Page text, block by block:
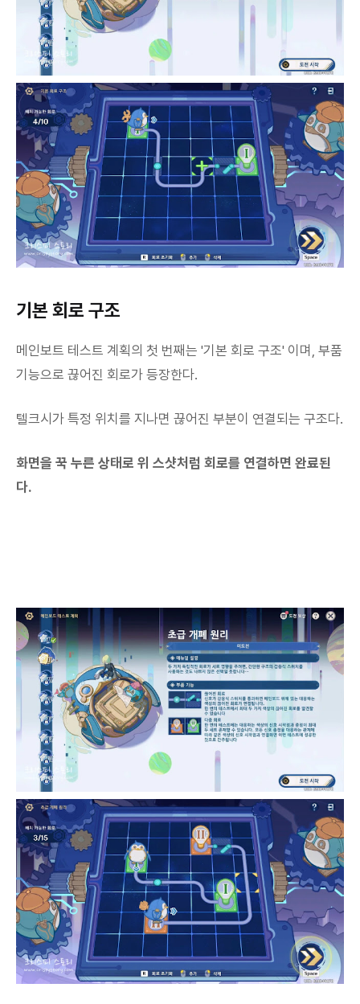
기본 회로 구조
메인보트 테스트 계획의 첫 번째는 '기본 회로 구조' 이며, 부품
기능으로 끊어진 회로가 등장한다.
텔크시가 특정 위치를 지나면 끊어진 부분이 연결되는 구조다.
화면을 꾹 누른 상태로 위 스샷처럼 회로를 연결하면 완료된
다.